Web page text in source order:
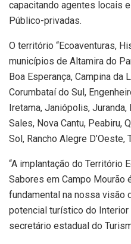
capacitando agentes locais
Público-privadas.
O território “Ecoaventuras,
municípios de Altamira do
Boa Esperança, Campina da
Corumbataí do Sul,
Iretama, Janiópolis,
Sales, Nova Cantu, Peabiru,
Sol, Rancho Alegre D’Oeste,
“A implantação do Território
Sabores em Campo Mourão
fundamental na nossa visão
potencial turístico do Interior
secretário estadual do